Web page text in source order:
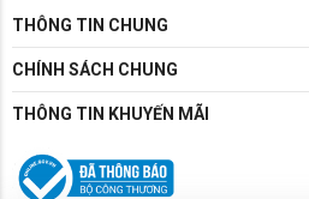
THÔNG TIN CHUNG
CHÍNH SÁCH CHUNG
THÔNG TIN KHUYẾN MÃI